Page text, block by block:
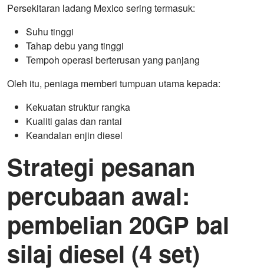
Persekitaran ladang Mexico sering termasuk:
Suhu tinggi
Tahap debu yang tinggi
Tempoh operasi berterusan yang panjang
Oleh itu, peniaga memberi tumpuan utama kepada:
Kekuatan struktur rangka
Kualiti galas dan rantai
Keandalan enjin diesel
Strategi pesanan
percubaan awal:
pembelian 20GP bal
silaj diesel (4 set)